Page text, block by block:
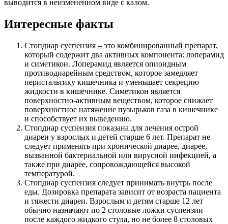
выводится в неизмененном виде с калом.
Интересные факты
Стопдиар суспензия – это комбинированный препарат,
который содержит два активных компонента: лоперамид
и симетикон. Лоперамид является опиоидным
противодиарейным средством, которое замедляет
перистальтику кишечника и уменьшает секрецию
жидкости в кишечнике. Симетикон является
поверхностно-активным веществом, которое снижает
поверхностное натяжение пузырьков газа в кишечнике
и способствует их выведению.
Стопдиар суспензия показана для лечения острой
диареи у взрослых и детей старше 6 лет. Препарат не
следует применять при хронической диарее, диарее,
вызванной бактериальной или вирусной инфекцией, а
также при диарее, сопровождающейся высокой
температурой.
Стопдиар суспензия следует принимать внутрь после
еды. Дозировка препарата зависит от возраста пациента
и тяжести диареи. Взрослым и детям старше 12 лет
обычно назначают по 2 столовые ложки суспензии
после каждого жидкого стула, но не более 8 столовых